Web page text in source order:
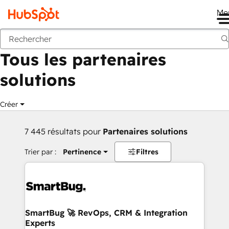
Retour
Tous les partenaires
solutions
Créer
7 445 résultats pour Partenaires solutions
Trier par : Pertinence Filtres
SmartBug 🚀 RevOps, CRM & Integration
Experts